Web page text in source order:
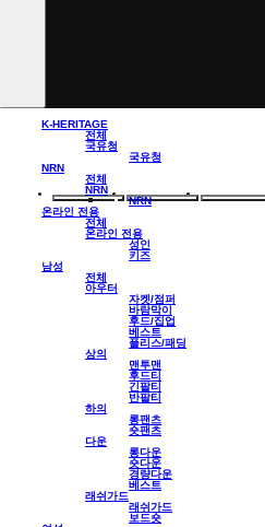
K-HERITAGE
전체
국유청
국유청
NRN
전체
NRN
NRN
온라인 전용
전체
온라인 전용
성인
키즈
남성
전체
아우터
자켓/점퍼
바람막이
후드/집업
베스트
플리스/패딩
상의
맨투맨
후드티
긴팔티
반팔티
하의
롱팬츠
숏팬츠
다운
롱다운
숏다운
경량다운
베스트
래쉬가드
래쉬가드
보드숏